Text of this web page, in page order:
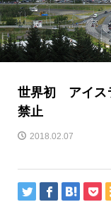
世界初 アイス
禁止
2018.02.07